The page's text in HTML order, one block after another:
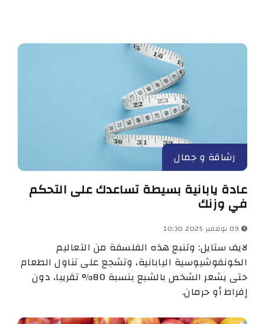
رشاقة و جمال
عادة يابانية بسيطة تساعدك على التحكم
في وزنك
لايف ستايل: وتنبع هذه الفلسفة من التعاليم
الكونفوشيوسية اليابانية، وتشجع على تناول الطعام
حتى يشعر الشخص بالشبع بنسبة 80% تقريبا، دون
إفراط أو حرمان.